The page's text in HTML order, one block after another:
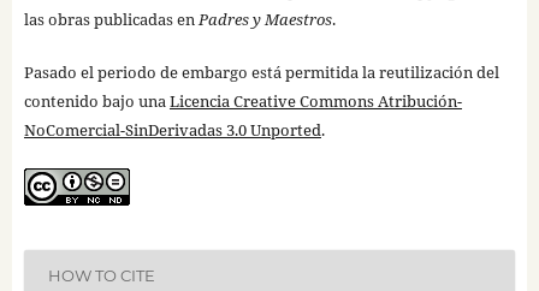
las obras publicadas enPadres y Maestros.
Pasado el periodo de embargo está permitida la reutilización del
contenido bajo unaLicencia Creative Commons Atribución-
NoComercial-SinDerivadas 3.0 Unported.
HOW TO CITE